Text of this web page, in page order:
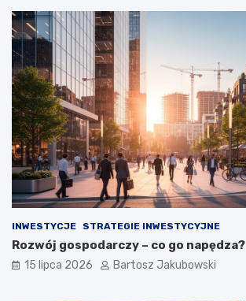
INWESTYCJE STRATEGIE INWESTYCYJNE
Rozwój gospodarczy – co go napędza?
15 lipca 2026 Bartosz Jakubowski